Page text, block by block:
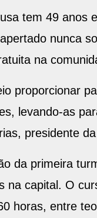
tem 49 anos
nunca
na
proporcionar
levando-as
presidente
da primeira
na capital. O
horas, entre